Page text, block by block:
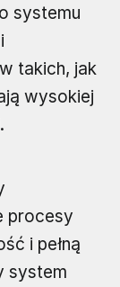
systemu
takich, jak
wysokiej
procesy
i pełną
system